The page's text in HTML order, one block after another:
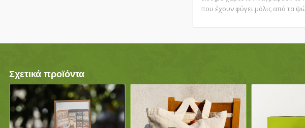
που έχουν φύγει μόλις από τα
Σχετικά προϊόντα